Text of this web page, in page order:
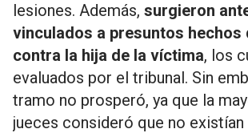
lesiones. Además, surgieron
vinculados a presuntos hechos
contra la hija de la víctima, los
evaluados por el tribunal. Sin
tramo no prosperó, ya que la
jueces consideró que no existían